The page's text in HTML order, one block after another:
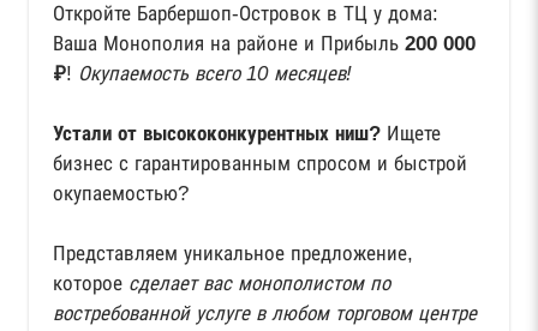
Откройте Барбершоп-Островок в ТЦ у дома:
Ваша Монополия на районе и Прибыль 200 000
₽! Окупаемость всего 10 месяцев!
Устали от высококонкурентных ниш? Ищете
бизнес с гарантированным спросом и быстрой
окупаемостью?
Представляем уникальное предложение,
которое сделает вас монополистом по
востребованной услуге в любом торговом центре